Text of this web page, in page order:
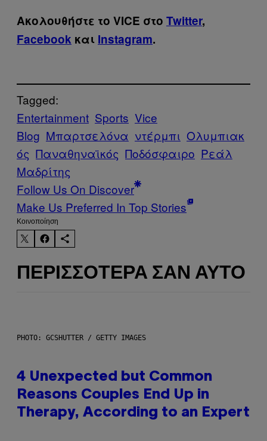
Ακολουθήστε το VICE στο Twitter,
Facebook και Instagram.
Tagged:
Entertainment Sports Vice
Blog Μπαρτσελόνα ντέρμπι Ολυμπιακ
ός Παναθηναϊκός Ποδόσφαιρο Ρεάλ
Μαδρίτης
Follow Us On Discover
Make Us Preferred In Top Stories
Kοινοποίηση
ΠΕΡΙΣΣΌΤΕΡΑ ΣΑΝ ΑΥΤΌ
PHOTO: GCSHUTTER / GETTY IMAGES
4 Unexpected but Common
Reasons Couples End Up in
Therapy, According to an Expert